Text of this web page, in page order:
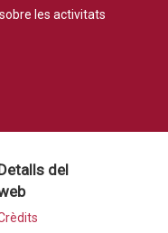
les activitats
Detalls del